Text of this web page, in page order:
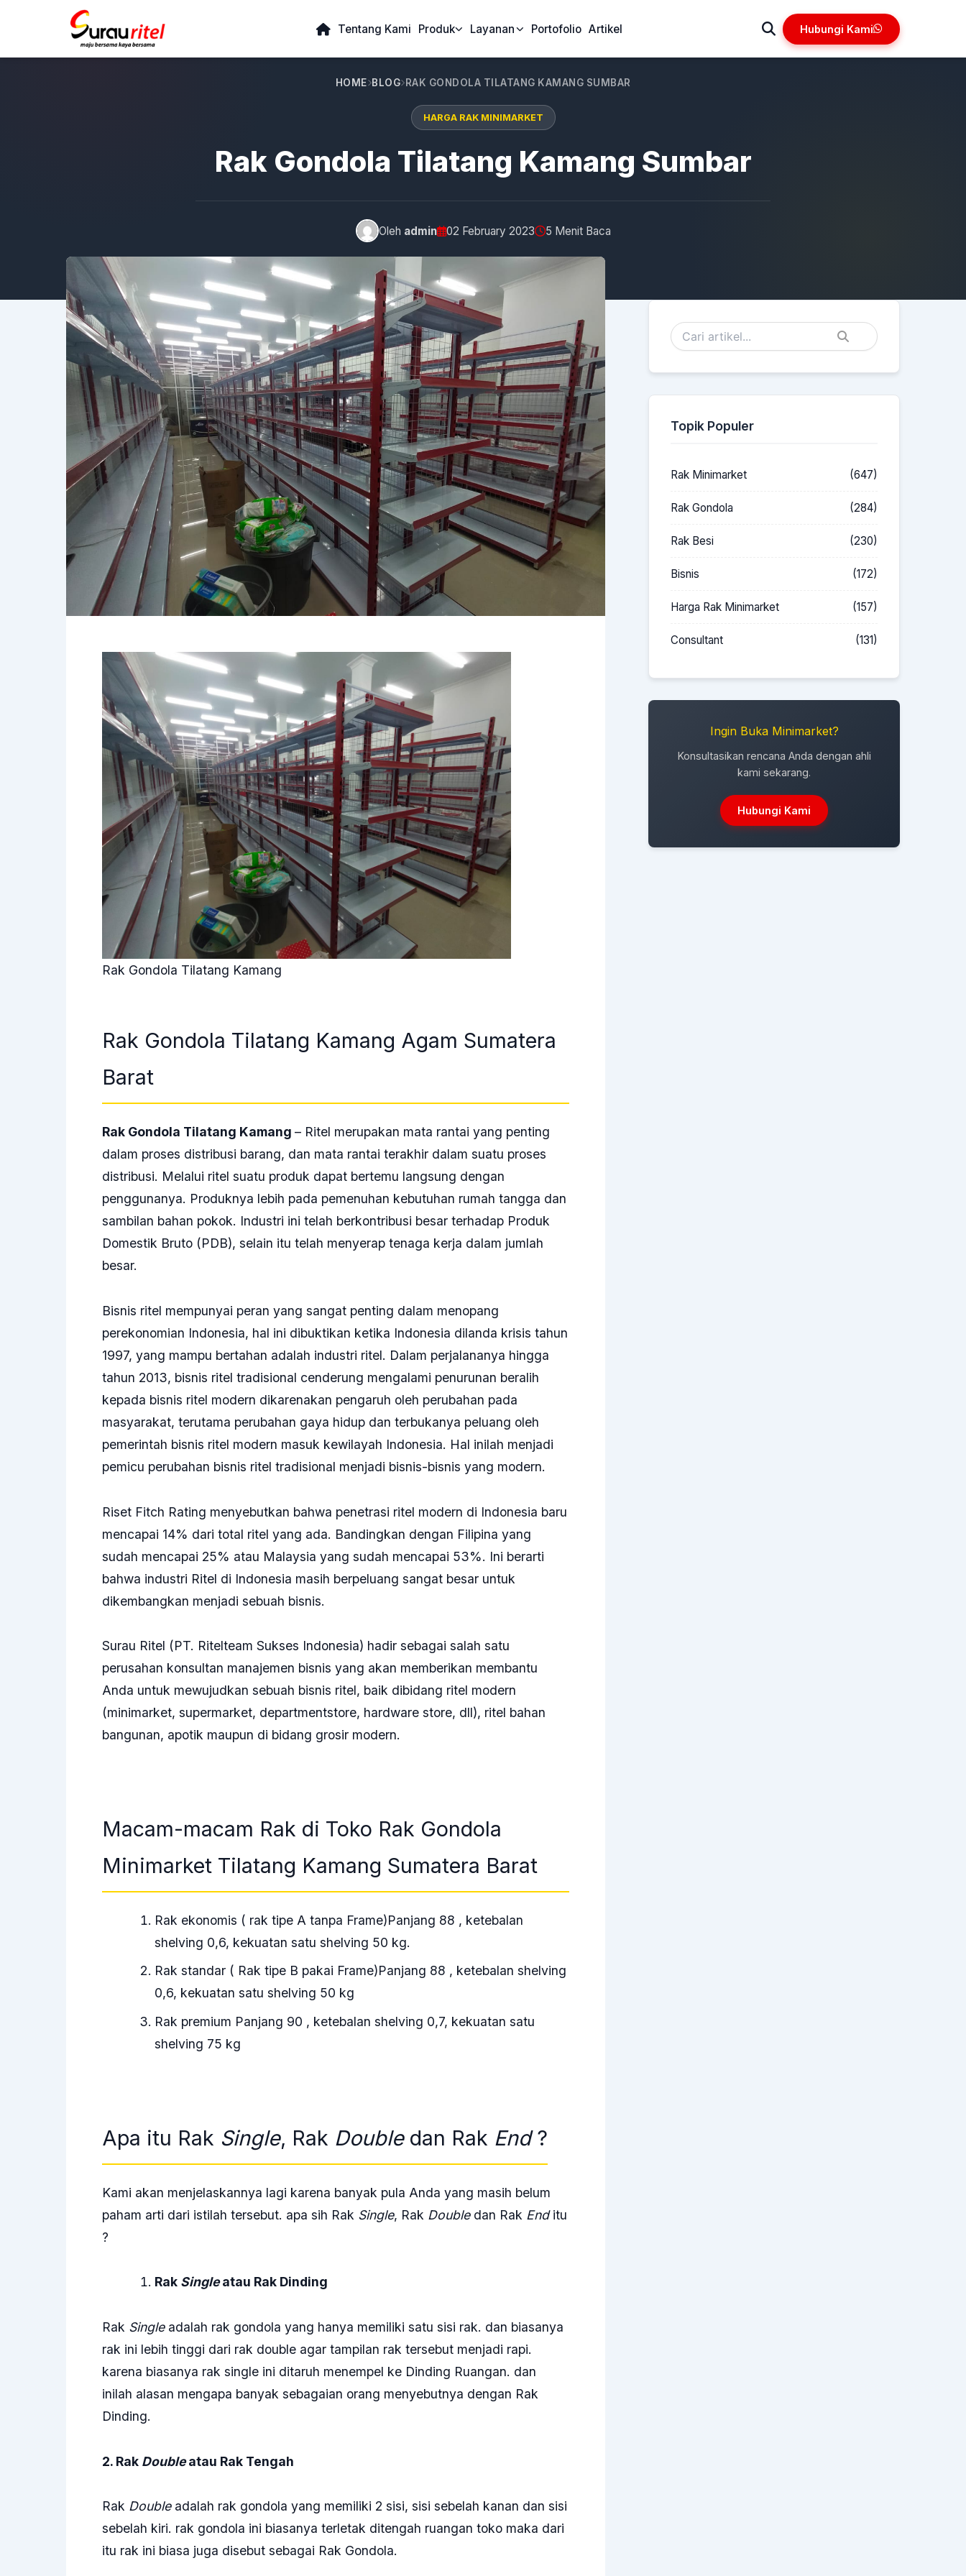
Tentang Kami Produk Layanan Portofolio Artikel Hubungi Kami
HOME BLOG RAK GONDOLA TILATANG KAMANG SUMBAR
HARGA RAK MINIMARKET
Rak Gondola Tilatang Kamang Sumbar
Oleh admin 02 February 2023 5 Menit Baca
Rak Gondola Tilatang Kamang
Rak Gondola Tilatang Kamang Agam Sumatera
Barat
Rak Gondola Tilatang Kamang – Ritel merupakan mata rantai yang penting
dalam proses distribusi barang, dan mata rantai terakhir dalam suatu proses
distribusi. Melalui ritel suatu produk dapat bertemu langsung dengan
penggunanya. Produknya lebih pada pemenuhan kebutuhan rumah tangga dan
sambilan bahan pokok. Industri ini telah berkontribusi besar terhadap Produk
Domestik Bruto (PDB), selain itu telah menyerap tenaga kerja dalam jumlah
besar.
Bisnis ritel mempunyai peran yang sangat penting dalam menopang
perekonomian Indonesia, hal ini dibuktikan ketika Indonesia dilanda krisis tahun
1997, yang mampu bertahan adalah industri ritel. Dalam perjalananya hingga
tahun 2013, bisnis ritel tradisional cenderung mengalami penurunan beralih
kepada bisnis ritel modern dikarenakan pengaruh oleh perubahan pada
masyarakat, terutama perubahan gaya hidup dan terbukanya peluang oleh
pemerintah bisnis ritel modern masuk kewilayah Indonesia. Hal inilah menjadi
pemicu perubahan bisnis ritel tradisional menjadi bisnis-bisnis yang modern.
Riset Fitch Rating menyebutkan bahwa penetrasi ritel modern di Indonesia baru
mencapai 14% dari total ritel yang ada. Bandingkan dengan Filipina yang
sudah mencapai 25% atau Malaysia yang sudah mencapai 53%. Ini berarti
bahwa industri Ritel di Indonesia masih berpeluang sangat besar untuk
dikembangkan menjadi sebuah bisnis.
Surau Ritel (PT. Ritelteam Sukses Indonesia) hadir sebagai salah satu
perusahan konsultan manajemen bisnis yang akan memberikan membantu
Anda untuk mewujudkan sebuah bisnis ritel, baik dibidang ritel modern
(minimarket, supermarket, departmentstore, hardware store, dll), ritel bahan
bangunan, apotik maupun di bidang grosir modern.
Macam-macam Rak di Toko Rak Gondola
Minimarket Tilatang Kamang Sumatera Barat
Rak ekonomis ( rak tipe A tanpa Frame)Panjang 88 , ketebalan
shelving 0,6, kekuatan satu shelving 50 kg.
Rak standar ( Rak tipe B pakai Frame)Panjang 88 , ketebalan shelving
0,6, kekuatan satu shelving 50 kg
Rak premium Panjang 90 , ketebalan shelving 0,7, kekuatan satu
shelving 75 kg
Apa itu Rak Single, Rak Doubledan Rak End?
Kami akan menjelaskannya lagi karena banyak pula Anda yang masih belum
paham arti dari istilah tersebut. apa sih Rak Single, Rak Doubledan Rak Enditu
?
Rak Singleatau Rak Dinding
Rak Singleadalah rak gondola yang hanya memiliki satu sisi rak. dan biasanya
rak ini lebih tinggi dari rak double agar tampilan rak tersebut menjadi rapi.
karena biasanya rak single ini ditaruh menempel ke Dinding Ruangan. dan
inilah alasan mengapa banyak sebagaian orang menyebutnya dengan Rak
Dinding.
2. Rak Doubleatau Rak Tengah
Rak Doubleadalah rak gondola yang memiliki 2 sisi, sisi sebelah kanan dan sisi
sebelah kiri. rak gondola ini biasanya terletak ditengah ruangan toko maka dari
itu rak ini biasa juga disebut sebagai Rak Gondola.
Topik Populer
Rak Minimarket (647)
Rak Gondola (284)
Rak Besi (230)
Bisnis (172)
Harga Rak Minimarket (157)
Consultant (131)
Ingin Buka Minimarket?
Konsultasikan rencana Anda dengan ahli
kami sekarang.
Hubungi Kami